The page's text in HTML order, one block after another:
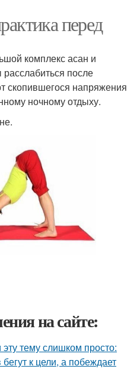
перед
комплекс асан и
после
скопившегося напряжения
ночному отдыху.
на сайте:
тему слишком просто:
к цели, а побеждает